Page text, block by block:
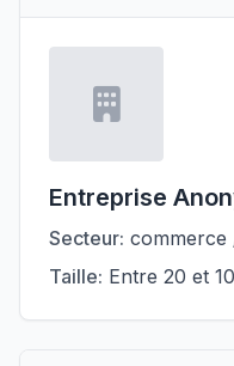
Entreprise
Secteur: commerce
Taille: Entre 20 et